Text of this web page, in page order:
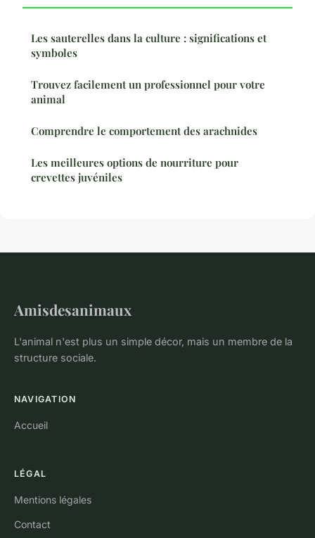
Les sauterelles dans la culture : significations et
symboles
Trouvez facilement un professionnel pour votre
animal
Comprendre le comportement des arachnides
Les meilleures options de nourriture pour
crevettes juvéniles
Amisdesanimaux
L'animal n'est plus un simple décor, mais un membre de la
structure sociale.
NAVIGATION
Accueil
LÉGAL
Mentions légales
Contact